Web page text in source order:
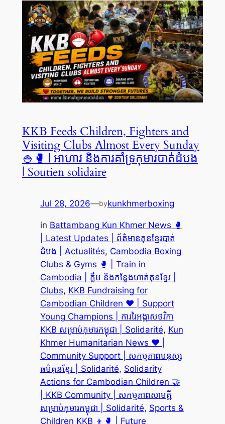
KKB Feeds Children, Fighters and
Visiting Clubs Almost Every Sunday
🍚🥊 | អាហារ និងការគាំទ្រកុមារបាត់ដំបង
| Soutien solidaire
Jul 28, 2026—bykunkhmerboxing
in Battambang Kun Khmer News 🥊
| Latest Updates | ព័ត៌មានគុនខ្មែរបាត់
ដំបង | Actualités, Cambodia Boxing
Clubs & Gyms 🥊 | Train in
Cambodia | ក្លឹប និងកន្លែងហាត់គុនខ្មែរ |
Clubs, KKB Fundraising for
Cambodian Children ❤️ | Support
Young Champions | ការរៃអង្គាសថវិកា
KKB សម្រាប់កុមារកម្ពុជា | Solidarité, Kun
Khmer Humanitarian News ❤️ |
Community Support | សកម្មភាពមនុស្ស
ធម៌គុនខ្មែរ | Solidarité, Solidarity
Actions for Cambodian Children 🤝
| KKB Community | សកម្មភាពសាមគ្គី
សម្រាប់កុមារកម្ពុជា | Solidarité, Sports &
Children KKB 👦🥊 | Future